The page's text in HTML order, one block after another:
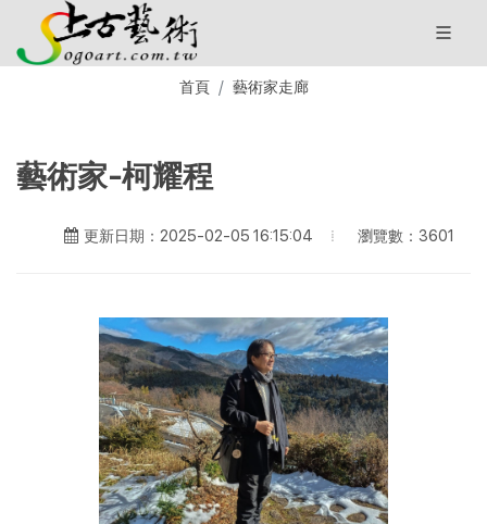
首頁 藝術家走廊
藝術家-柯耀程
更新日期：2025-02-05 16:15:04 瀏覽數：3601